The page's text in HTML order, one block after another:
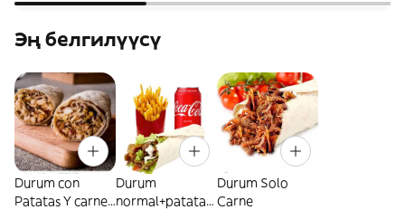
Эң белгилүүсү
Durum con
Patatas Y carne
Durum
normal+patatas
Durum Solo
Carne